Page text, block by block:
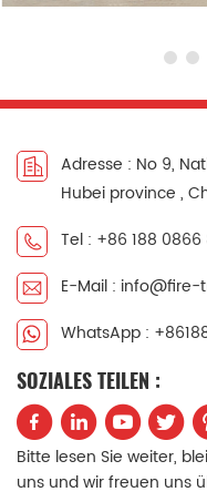
Adresse : No 9,
Hubei province ,
Tel : +86 188
E-Mail : info@fire-
WhatsApp :
SOZIALES TEILEN :
Bitte lesen Sie weiter,
uns und wir freuen uns